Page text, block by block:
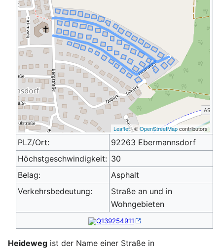
Leaflet| ©OpenStreetMapcontributors
PLZ/Ort:
92263 Ebermannsdorf
Höchstgeschwindigkeit: 30
Belag:
Asphalt
Verkehrsbedeutung:
Straße an und in
Wohngebieten
Q139254911
Heideweg ist der Name einer Straße in